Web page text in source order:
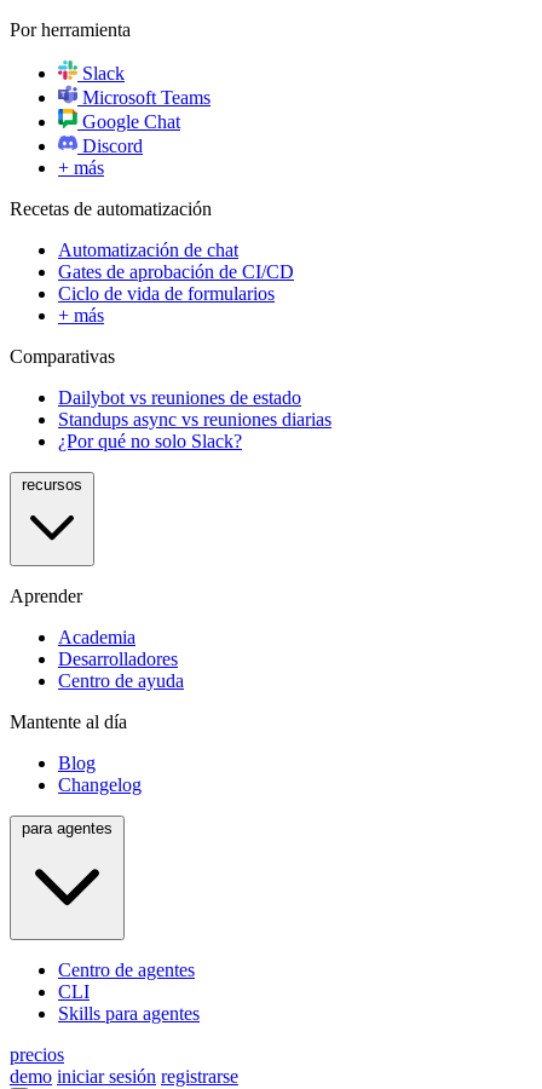
Por herramienta
Slack
Microsoft Teams
Google Chat
Discord
+ más
Recetas de automatización
Automatización de chat
Gates de aprobación de CI/CD
Ciclo de vida de formularios
+ más
Comparativas
Dailybot vs reuniones de estado
Standups async vs reuniones diarias
¿Por qué no solo Slack?
Aprender
Academia
Desarrolladores
Centro de ayuda
Mantente al día
Blog
Changelog
Centro de agentes
CLI
Skills para agentes
precios
demo iniciar sesión registrarse